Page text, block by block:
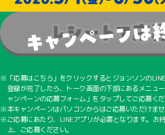
「応募はこちら」をクリックするとジョンソンの
登録が完了したら、トーク画面の下部にあるメニュ
ャンペーンの応募フォーム」をタップしてご応募くだ
本キャンペーンはパソコンからはご応募いただけませ
ご応募にあたり、LINEアプリが必要となります。お
上、ご応募ください。